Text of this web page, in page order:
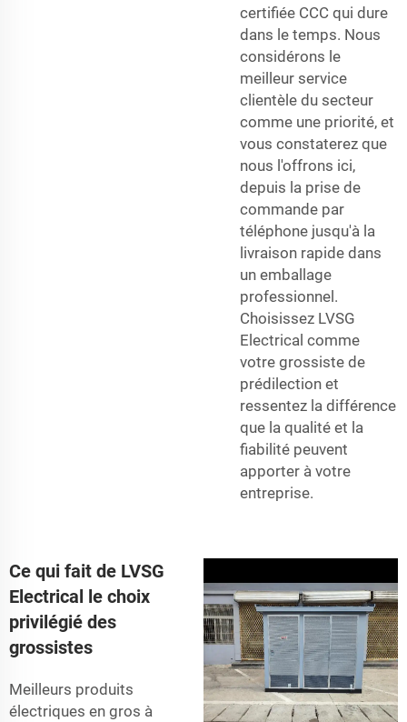
certifiée CCC qui dure
dans le temps. Nous
considérons le
meilleur service
clientèle du secteur
comme une priorité, et
vous constaterez que
nous l'offrons ici,
depuis la prise de
commande par
téléphone jusqu'à la
livraison rapide dans
un emballage
professionnel.
Choisissez LVSG
Electrical comme
votre grossiste de
prédilection et
ressentez la différence
que la qualité et la
fiabilité peuvent
apporter à votre
entreprise.
Ce qui fait de LVSG
Electrical le choix
privilégié des
grossistes
Meilleurs produits
électriques en gros à